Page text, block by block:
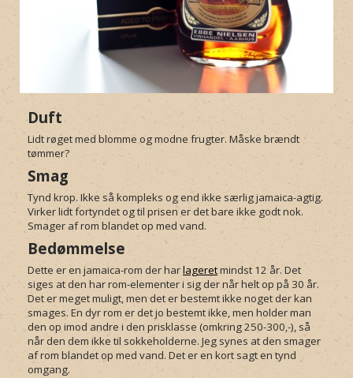
Duft
Lidt røget med blomme og modne frugter. Måske brændt
tømmer?
Smag
Tynd krop. Ikke så kompleks og end ikke særlig jamaica-agtig.
Virker lidt fortyndet og til prisen er det bare ikke godt nok.
Smager af rom blandet op med vand.
Bedømmelse
Dette er en jamaica-rom der harlageretmindst 12 år. Det
siges at den har rom-elementer i sig der når helt op på 30 år.
Det er meget muligt, men det er bestemt ikke noget der kan
smages. En dyr rom er det jo bestemt ikke, men holder man
den op imod andre i den prisklasse (omkring 250-300,-), så
når den dem ikke til sokkeholderne. Jeg synes at den smager
af rom blandet op med vand. Det er en kort sagt en tynd
omgang.